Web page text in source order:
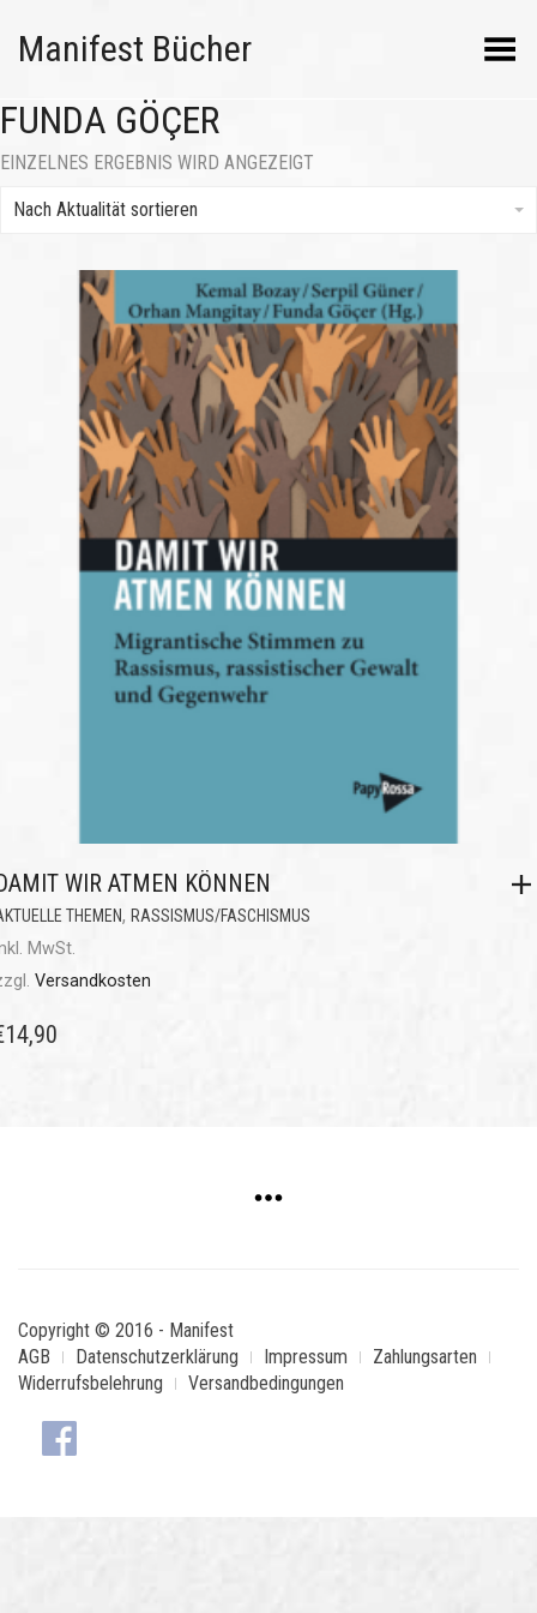
Manifest Bücher Menü umschalten
FUNDA GÖÇER
EINZELNES ERGEBNIS WIRD ANGEZEIGT
Nach Aktualität sortieren
WIR ATMEN KÖNNEN
THEMEN, RASSISMUS/FASCHISMUS
MwSt.
Versandkosten
14,90
Copyright © 2016 - Manifest
AGB
Datenschutzerklärung Impressum
Zahlungsarten
Widerrufsbelehrung
Versandbedingungen